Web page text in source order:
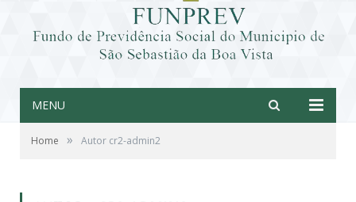
MENU
Home » Autor cr2-admin2